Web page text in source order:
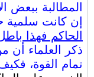
المطالبة ببعض
إن كانت سلمية
الحاكم فهذا
ذكر العلماء
تمام القوة،